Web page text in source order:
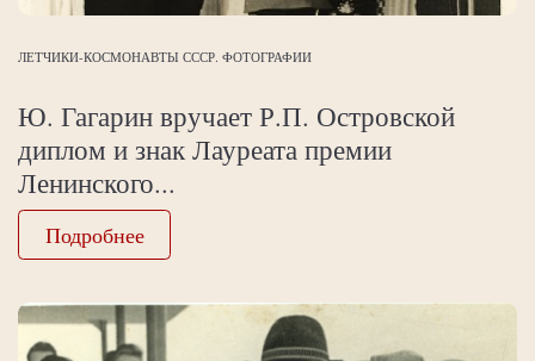
ЛЕТЧИКИ-КОСМОНАВТЫ СССР. ФОТОГРАФИИ
Ю. Гагарин вручает Р.П. Островской
диплом и знак Лауреата премии
Ленинского...
Подробнее